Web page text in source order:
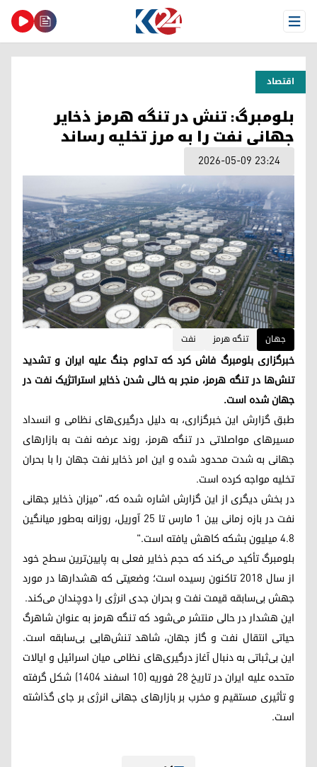
Open Menu
اقتصاد
بلومبرگ: تنش در تنگه هرمز ذخایر
جهانی نفت را به مرز تخلیه رساند
2026-05-09 23:24
جهان تنگه هرمز نفت
خبرگزاری بلومبرگ فاش کرد که تداوم جنگ علیه ایران و تشدید
تنش‌ها در تنگه هرمز، منجر به خالی شدن ذخایر استراتژیک نفت در
جهان شده است.
طبق گزارش این خبرگزاری، به دلیل درگیری‌های نظامی و انسداد
مسیرهای مواصلاتی در تنگه هرمز، روند عرضه نفت به بازارهای
جهانی به شدت محدود شده و این امر ذخایر نفت جهان را با بحران
تخلیه مواجه کرده است.
در بخش دیگری از این گزارش اشارە شدە کە، "میزان ذخایر جهانی
نفت در بازه زمانی بین ۱ مارس تا ۲۵ آوریل، روزانه به‌طور میانگین
۴.۸ میلیون بشکه کاهش یافته است."
بلومبرگ تأکید می‌کند که حجم ذخایر فعلی به پایین‌ترین سطح خود
از سال ۲۰۱۸ تاکنون رسیده است؛ وضعیتی که هشدارها در مورد
جهش بی‌سابقه قیمت نفت و بحران جدی انرژی را دوچندان می‌کند.
این هشدار در حالی منتشر می‌شود که تنگه هرمز به عنوان شاهرگ
حیاتی انتقال نفت و گاز جهان، شاهد تنش‌هایی بی‌سابقه است.
این بی‌ثباتی به دنبال آغاز درگیری‌های نظامی میان اسرائیل و ایالات
متحده علیه ایران در تاریخ ۲۸ فوریه (۱۰ اسفند ۱۴۰۴) شکل گرفته
و تأثیری مستقیم و مخرب بر بازارهای جهانی انرژی بر جای گذاشته
است.